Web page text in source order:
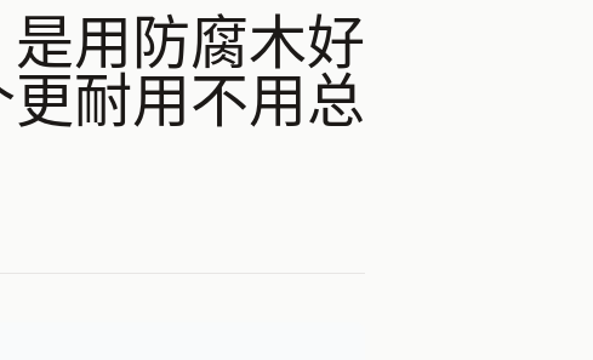
用防腐木好
耐用不用总